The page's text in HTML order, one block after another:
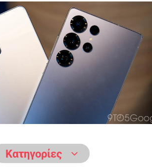
Κατηγορίες